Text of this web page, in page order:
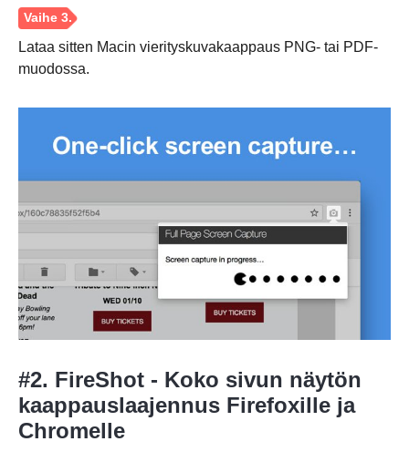
Vaihe 1.
Vaihe 2.
Vaihe 3.
Vaihe 4.
Lataa sitten Macin vierityskuvakaappaus PNG- tai PDF-
muodossa.
#2. FireShot - Koko sivun näytön
kaappauslaajennus Firefoxille ja
Chromelle